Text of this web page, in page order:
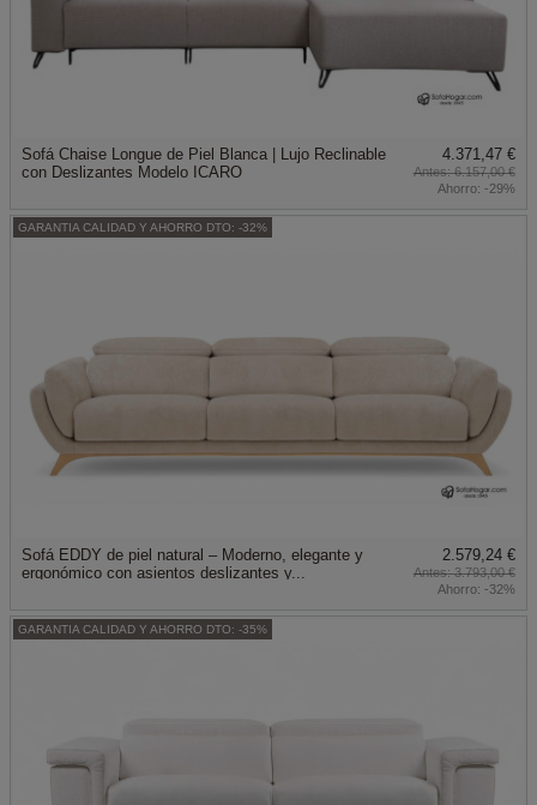
Sofá Chaise Longue de Piel Blanca | Lujo Reclinable
con Deslizantes Modelo ICARO
4.371,47 €
6.157,00 €
Ahorro: -29%
GARANTIA CALIDAD Y AHORRO DTO: -32%
Sofá EDDY de piel natural – Moderno, elegante y
ergonómico con asientos deslizantes y...
2.579,24 €
3.793,00 €
Ahorro: -32%
GARANTIA CALIDAD Y AHORRO DTO: -35%